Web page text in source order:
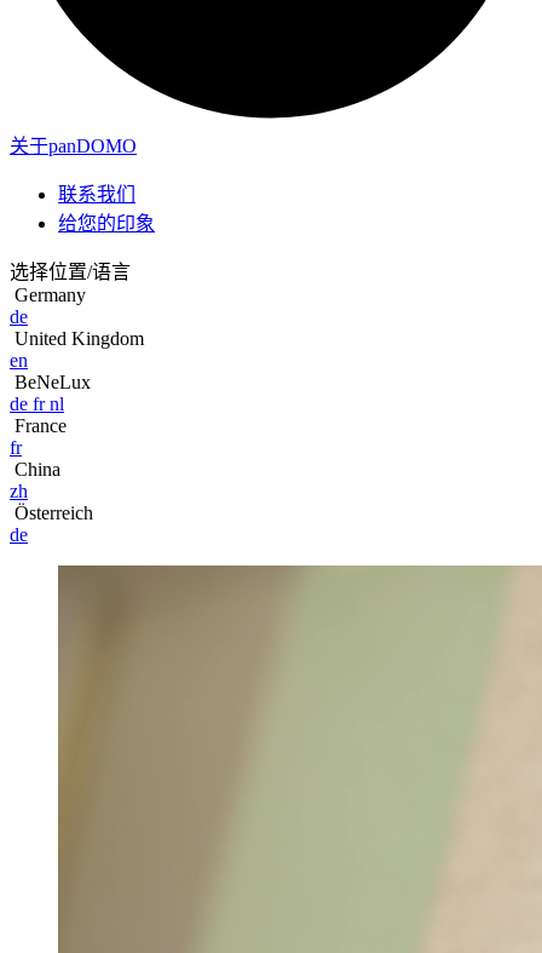
关于panDOMO
联系我们
给您的印象
选择位置/语言
Germany
de
United Kingdom
en
BeNeLux
de frnl
France
fr
China
zh
Österreich
de